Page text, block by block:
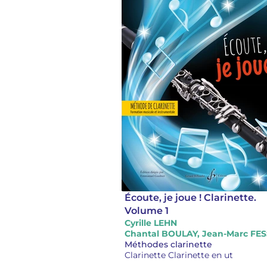
Écoute, je joue ! Clarinette.
Volume 1
Cyrille LEHN
Méthodes clarinette
Clarinette Clarinette en ut